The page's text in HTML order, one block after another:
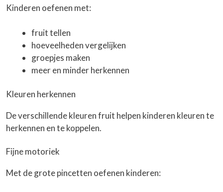
Kinderen oefenen met:
fruit tellen
hoeveelheden vergelijken
groepjes maken
meer en minder herkennen
Kleuren herkennen
De verschillende kleuren fruit helpen kinderen kleuren te
herkennen en te koppelen.
Fijne motoriek
Met de grote pincetten oefenen kinderen: